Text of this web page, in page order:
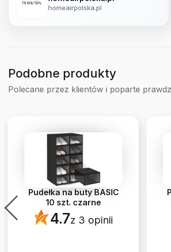
homeairpolska.pl
Podobne produkty
Polecane przez klientów i poparte
Pudełka na buty BASIC
10 szt. czarne
4.7z 3 opinii